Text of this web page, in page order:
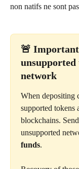
non natifs ne sont
🚨
unsupported
network
When depositing
supported tokens
blockchains.
unsupported
funds.